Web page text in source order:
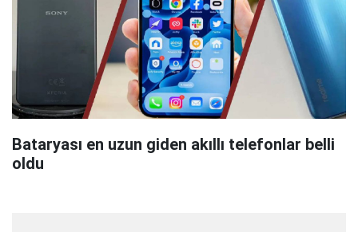
Bataryası en uzun giden akıllı telefonlar belli
oldu